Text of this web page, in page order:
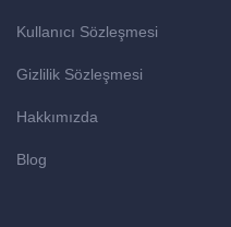
Kullanıcı Sözleşmesi
Gizlilik Sözleşmesi
Hakkımızda
Blog